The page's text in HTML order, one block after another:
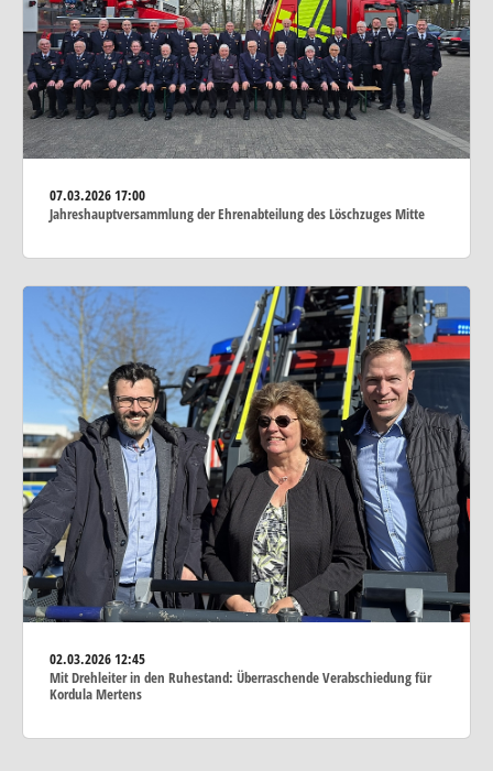
07.03.202617:00
Jahreshauptversammlung der Ehrenabteilung des Löschzuges Mitte
02.03.202612:45
Mit Drehleiter in den Ruhestand: Überraschende Verabschiedung für
Kordula Mertens